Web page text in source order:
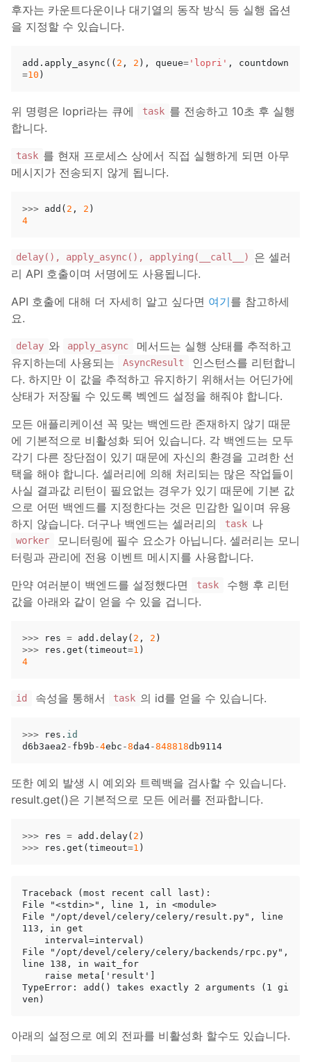
후자는 카운트다운이나 대기열의 동작 방식 등 실행 옵션
을 지정할 수 있습니다.
add . apply_async (( 2 , 2 ), queue= 'lopri' ,
countdown
=10 )
위 명령은 lopri라는 큐에 task 를 전송하고 10초 후 실행
합니다.
task 를 현재 프로세스 상에서 직접 실행하게 되면 아무
메시지가 전송되지 않게 됩니다.
>>> add ( 2 , 2 )
4
delay(), apply_async(), applying(__call__)
은 셀러
리 API 호출이며 서명에도 사용됩니다.
API 호출에 대해 더 자세히 알고 싶다면 여기를 참고하세
요.
delay 와 apply_async
메서드는 실행 상태를 추적하고
유지하는데 사용되는
AsyncResult
인스턴스를 리턴합니
다. 하지만 이 값을 추적하고 유지하기 위해서는 어딘가에
상태가 저장될 수 있도록 벡엔드 설정을 해줘야 합니다.
모든 애플리케이션 꼭 맞는 백엔드란 존재하지 않기 때문
에 기본적으로 비활성화 되어 있습니다. 각 백엔드는 모두
각기 다른 장단점이 있기 때문에 자신의 환경을 고려한 선
택을 해야 합니다. 셀러리에 의해 처리되는 많은 작업들이
사실 결과값 리턴이 필요없는 경우가 있기 때문에 기본 값
으로 어떤 백엔드를 지정한다는 것은 민감한 일이며 유용
하지 않습니다. 더구나 백엔드는 셀러리의
task 나
worker
모니터링에 필수 요소가 아닙니다. 셀러리는 모니
터링과 관리에 전용 이벤트 메시지를 사용합니다.
만약 여러분이 백엔드를 설정했다면
task
수행 후 리턴
값을 아래와 같이 얻을 수 있을 겁니다.
>>> res = add . delay( 2 , 2 )
>>>
res . get ( timeout=1 )
4
id 속성을 통해서 task 의 id를 얻을 수 있습니다.
>>> res . id
d6b3aea2 - fb9b -4ebc -8da4-848818db9114
또한 예외 발생 시 예외와 트렉백을 검사할 수 있습니다.
result.get()은 기본적으로 모든 에러를 전파합니다.
>>> res = add . delay( 2 )
>>>
res . get ( timeout=1 )
Traceback (most recent call last):
File "<stdin>", line 1, in <module>
File "/opt/devel/celery/celery/result.py", line
113, in get
File "/opt/devel/celery/celery/backends/rpc.py",
line 138, in wait_for
TypeError: add() takes exactly 2 arguments (1 gi
아래의 설정으로 예외 전파를 비활성화 할수도 있습니다.